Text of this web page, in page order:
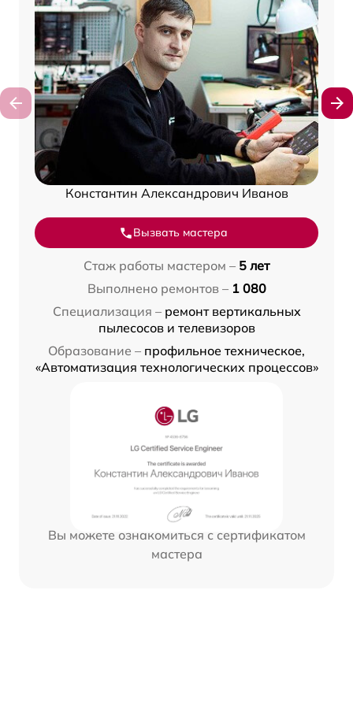
Константин Александрович Иванов
Вызвать мастера
Стаж работы мастером – 5 лет
Выполнено ремонтов – 1 080
Специализация – ремонт вертикальных
пылесосов и телевизоров
Образование – профильное техническое,
«Автоматизация технологических процессов»
Вы можете ознакомиться с сертификатом
мастера